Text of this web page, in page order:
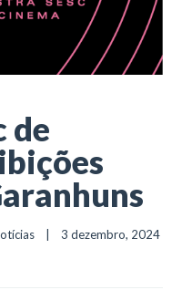
de
    |    3 dezembro, 2024